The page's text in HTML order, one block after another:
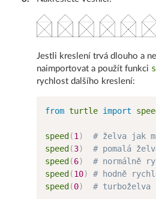
Jestli kreslení trvá dlouho a
naimportovat a použít funkci
rychlost dalšího kreslení:
from turtle import
speed (1)
# želva jak
speed (3)
# pomalá
speed (6)
# normálně
speed (10)
# hodně
speed (0) # turboželva